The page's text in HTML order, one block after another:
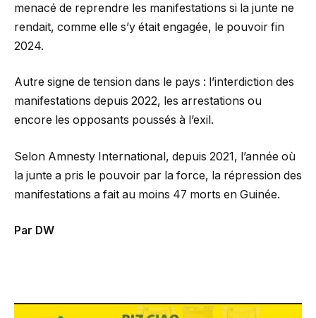
menacé de reprendre les manifestations si la junte ne
rendait, comme elle s’y était engagée, le pouvoir fin
2024.
Autre signe de tension dans le pays : l’interdiction des
manifestations depuis 2022, les arrestations ou
encore les opposants poussés à l’exil.
Selon Amnesty International, depuis 2021, l’année où
la junte a pris le pouvoir par la force, la répression des
manifestations a fait au moins 47 morts en Guinée.
Par DW